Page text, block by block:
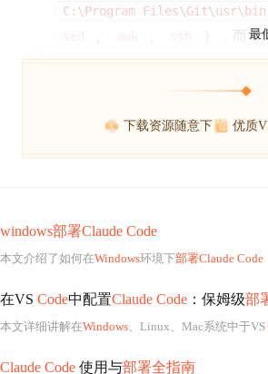
C:\Program Files\Git\usr\bin
），而最
下载资源随意下 优质
windows部署Claude Code
本文介绍了如何在Windows环境下部署Claude Code
在VS Code中配置Claude Code ：保姆级部
本文详细讲解在Windows、Linux、Mac系统中于VS
Claude Code 使用与部署全指南